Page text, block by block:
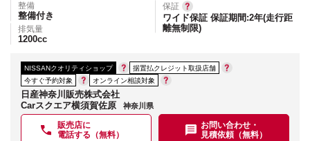
整備
整備付き
排気量
1200cc
保証
ワイド保証 保証期間:2年(走行距
離無制限)
NISSANクオリティショップ
据置払クレジット取扱店舗
今すぐ予約対象
オンライン相談対象
日産神奈川販売株式会社
Carスクエア横須賀佐原
神奈川県
販売店に
電話する（無料）
お問い合わせ・
見積依頼（無料）